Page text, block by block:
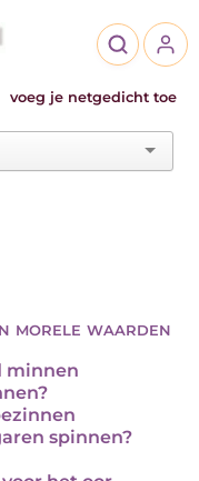
voeg je netgedicht toe
morele waarden
minnen
spinnen?